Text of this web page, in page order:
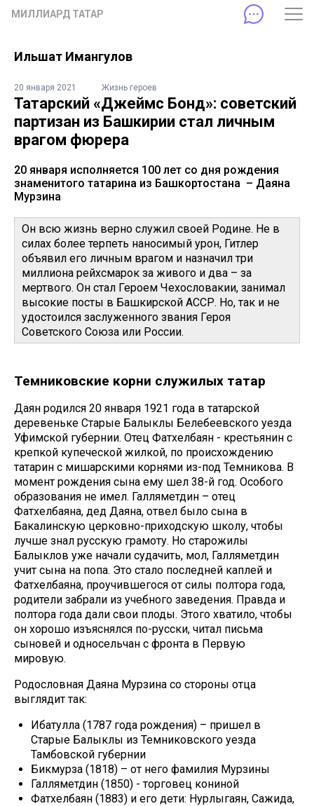
МИЛЛИАРД ТАТАР
Ильшат Имангулов
20 января 2021 Жизнь героев
Татарский «Джеймс Бонд»: советский
партизан из Башкирии стал личным
врагом фюрера
20 января исполняется 100 лет со дня рождения
знаменитого татарина из Башкортостана – Даяна
Мурзина
Он всю жизнь верно служил своей Родине. Не в
силах более терпеть наносимый урон, Гитлер
объявил его личным врагом и назначил три
миллиона рейхсмарок за живого и два – за
мертвого. Он стал Героем Чехословакии, занимал
высокие посты в Башкирской АССР. Но, так и не
удостоился заслуженного звания Героя
Советского Союза или России.
Темниковские корни служилых татар
Даян родился 20 января 1921 года в татарской
деревеньке Старые Балыклы Белебеевского уезда
Уфимской губернии. Отец Фатхелбаян - крестьянин с
крепкой купеческой жилкой, по происхождению
татарин с мишарскими корнями из-под Темникова. В
момент рождения сына ему шел 38-й год. Особого
образования не имел. Галляметдин – отец
Фатхелбаяна, дед Даяна, отвел было сына в
Бакалинскую церковно-приходскую школу, чтобы
лучше знал русскую грамоту. Но старожилы
Балыклов уже начали судачить, мол, Галляметдин
учит сына на попа. Это стало последней каплей и
Фатхелбаяна, проучившегося от силы полтора года,
родители забрали из учебного заведения. Правда и
полтора года дали свои плоды. Этого хватило, чтобы
он хорошо изъяснялся по-русски, читал письма
сыновей и односельчан с фронта в Первую
мировую.
Родословная Даяна Мурзина со стороны отца
выглядит так:
Ибатулла (1787 года рождения) – пришел в
Старые Балыклы из Темниковского уезда
Тамбовской губернии
Бикмурза (1818) – от него фамилия Мурзины
Галляметдин (1850) - торговец кониной
Фатхелбаян (1883) и его дети: Нурлыгаян, Сажида,